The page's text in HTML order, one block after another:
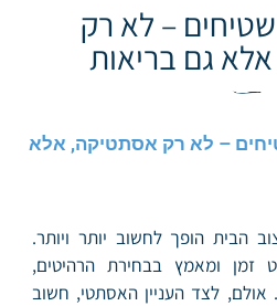
– לא רק
גם בריאות
– לא רק אסתטיקה, אלא
הבית הופך לחשוב יותר ויותר.
זמן ומאמץ בבחירת הרהיטים,
אולם, לצד העניין האסתטי, חשוב